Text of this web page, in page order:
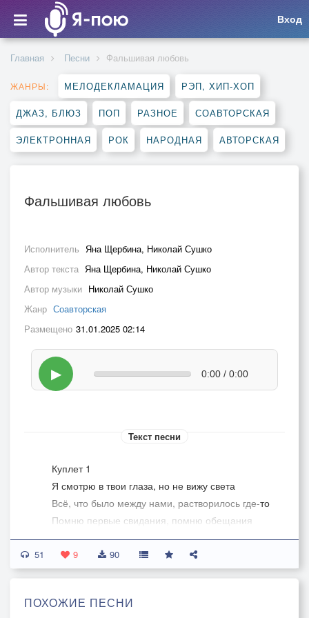
Вход
Главная Песни Фальшивая любовь
ЖАНРЫ: МЕЛОДЕКЛАМАЦИЯ РЭП, ХИП-ХОП
ДЖАЗ, БЛЮЗ ПОП РАЗНОЕ СОАВТОРСКАЯ
ЭЛЕКТРОННАЯ РОК НАРОДНАЯ АВТОРСКАЯ
Фальшивая любовь
Исполнитель Яна Щербина, Николай Сушко
Автор текста Яна Щербина, Николай Сушко
Автор музыки Николай Сушко
Жанр Соавторская
Размещено 31.01.2025 02:14
▶ 0:00 / 0:00
Текст песни
Куплет 1
Я смотрю в твои глаза, но не вижу света
Всё, что было между нами, растворилось где-то
Помню первые свидания, помню обещания
А теперь пустые встречи, глупые молчания
Ты присутствуешь, но словно за стеной
Я пытаюсь достучаться, ты такой чужой
А внутри всё рассыпается, как пазлы
51 9 90
ПОХОЖИЕ ПЕСНИ